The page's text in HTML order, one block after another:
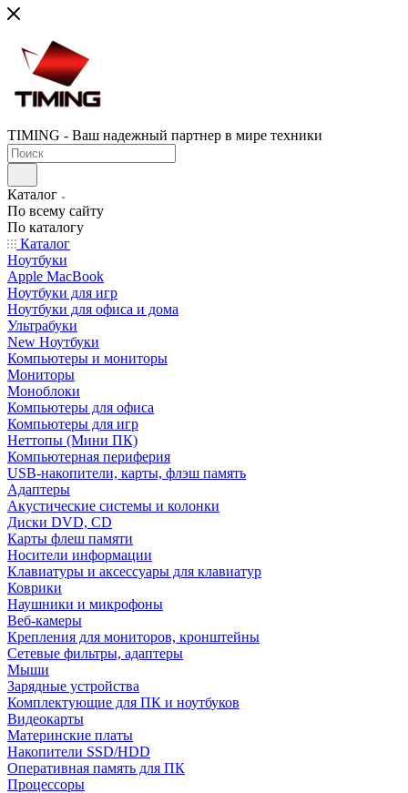
TIMING - Ваш надежный партнер в мире техники
Каталог
По всему сайту
По каталогу
Каталог
Ноутбуки
Apple MacBook
Ноутбуки для игр
Ноутбуки для офиса и дома
Ультрабуки
New Ноутбуки
Компьютеры и мониторы
Мониторы
Моноблоки
Компьютеры для офиса
Компьютеры для игр
Неттопы (Мини ПК)
Компьютерная периферия
USB-накопители, карты, флэш память
Адаптеры
Акустические системы и колонки
Диски DVD, CD
Карты флеш памяти
Носители информации
Клавиатуры и аксессуары для клавиатур
Коврики
Наушники и микрофоны
Веб-камеры
Крепления для мониторов, кронштейны
Сетевые фильтры, адаптеры
Мыши
Зарядные устройства
Комплектующие для ПК и ноутбуков
Видеокарты
Материнские платы
Накопители SSD/HDD
Оперативная память для ПК
Процессоры